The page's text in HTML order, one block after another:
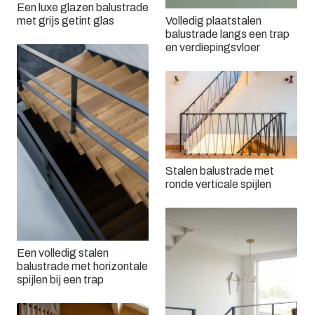
Een luxe glazen balustrade
met grijs getint glas
Een volledig stalen
balustrade met horizontale
spijlen bij een trap
Volledig plaatstalen
balustrade langs een trap
en verdiepingsvloer
Stalen balustrade met
ronde verticale spijlen